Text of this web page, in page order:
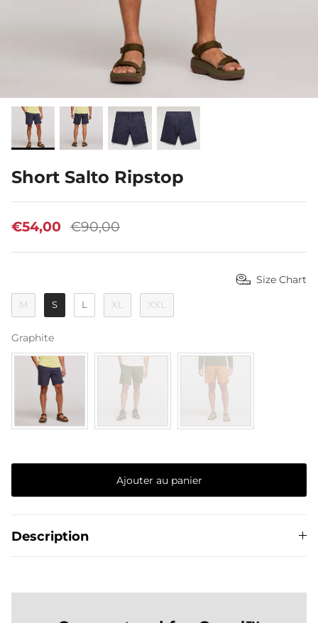
The Del Día Story
Short Salto Ripstop
€54,00 €90,00
Size Chart
M S L XL XXL
Graphite
Ajouter au panier
Description